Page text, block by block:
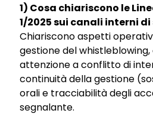
1) Cosa chiariscono le
1/2025 sui canali interni
Chiariscono aspetti
gestione del
attenzione a conflitto di
continuità della gestione
orali e tracciabilità degli
segnalante.